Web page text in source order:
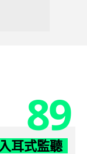
89
耳式監聽